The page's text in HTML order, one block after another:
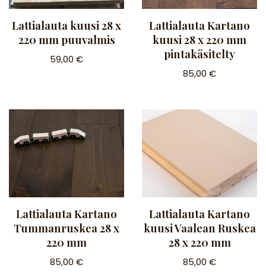
Lattialauta kuusi 28 x
220 mm puuvalmis
59,00 €
Lattialauta Kartano
kuusi 28 x 220 mm
pintakäsitelty
85,00 €
Lattialauta Kartano
Tummanruskea 28 x
220 mm
85,00 €
Lattialauta Kartano
kuusi Vaalean Ruskea
28 x 220 mm
85,00 €